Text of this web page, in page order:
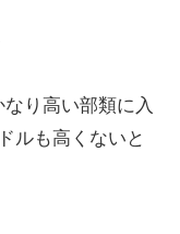
り高い部類に入
ルも高くないと